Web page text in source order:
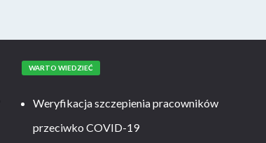
WARTO WIEDZIEĆ
Weryfikacja szczepienia pracowników
przeciwko COVID-19